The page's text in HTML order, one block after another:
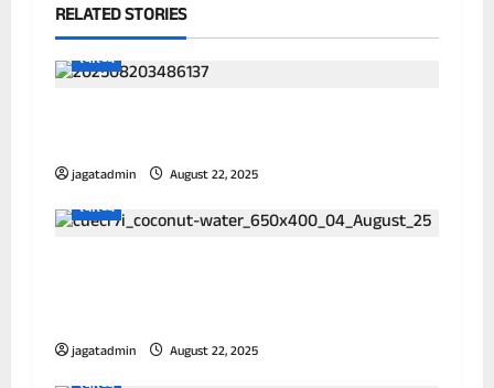
RELATED STORIES
स्वास्थ्य
jagatadmin
August 22, 2025
स्वास्थ्य
jagatadmin
August 22, 2025